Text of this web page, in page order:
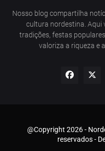
Nosso blog compartilha
cultura nordestina. Aqui
tradições, festas
valoriza a riqueza e
@Copyright 2026 -
reservados -